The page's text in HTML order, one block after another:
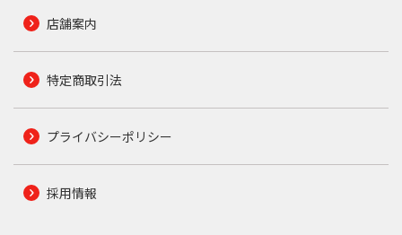
店舗案内
特定商取引法
プライバシーポリシー
採用情報